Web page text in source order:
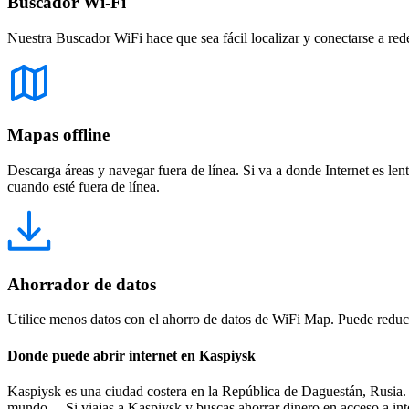
Nuestra Buscador WiFi hace que sea fácil localizar y conectarse a
Mapas offline
Descarga áreas y navegar fuera de línea. Si va a donde Internet es
cuando esté fuera de línea.
Ahorrador de datos
Utilice menos datos con el ahorro de datos de WiFi Map. Puede
Donde puede abrir internet en Kaspiysk
Kaspiysk es una ciudad costera en la República de Daguestán,